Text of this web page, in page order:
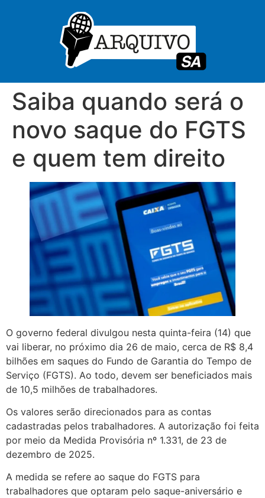
Saiba quando será o
novo saque do FGTS
e quem tem direito
O governo federal divulgou nesta quinta-feira (14) que
vai liberar, no próximo dia 26 de maio, cerca de R$ 8,4
bilhões em saques do Fundo de Garantia do Tempo de
Serviço (FGTS). Ao todo, devem ser beneficiados mais
de 10,5 milhões de trabalhadores.
Os valores serão direcionados para as contas
cadastradas pelos trabalhadores. A autorização foi feita
por meio da Medida Provisória nº 1.331, de 23 de
dezembro de 2025.
A medida se refere ao saque do FGTS para
trabalhadores que optaram pelo saque-aniversário e